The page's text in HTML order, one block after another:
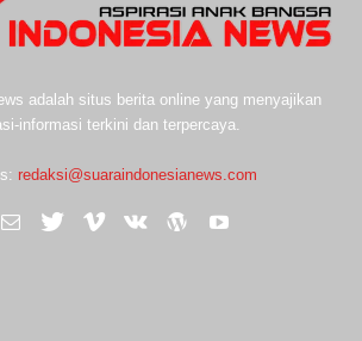
adalah situs berita online yang menyajikan
informasi terkini dan terpercaya.
redaksi@suaraindonesianews.com